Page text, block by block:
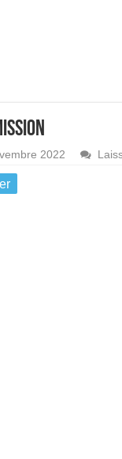
la tête du
2022